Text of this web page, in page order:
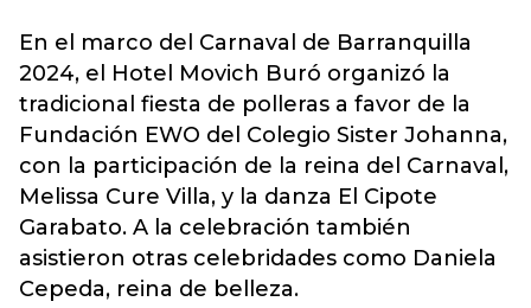
En el marco del Carnaval de Barranquilla
2024, el Hotel Movich Buró organizó la
tradicional fiesta de polleras a favor de la
Fundación EWO del Colegio Sister Johanna,
con la participación de la reina del Carnaval,
Melissa Cure Villa, y la danza El Cipote
Garabato. A la celebración también
asistieron otras celebridades como Daniela
Cepeda, reina de belleza.